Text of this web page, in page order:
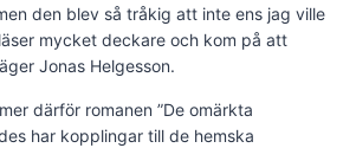
den blev så tråkig att inte ens jag ville
mycket deckare och kom på att
Jonas Helgesson.
därför romanen ”De omärkta
har kopplingar till de hemska